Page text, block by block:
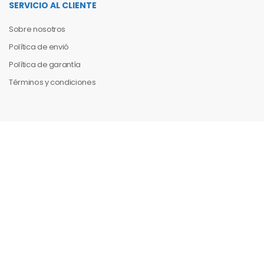
SERVICIO AL CLIENTE
Sobre nosotros
Política de envió
Política de garantía
Términos y condiciones